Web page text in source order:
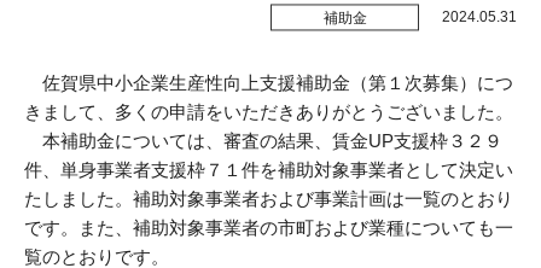
生産性改善・デジタル化
経営改善
ＤＸ・スタートアップ
受付時間 / 月～金曜日 8:30～17:15
お問い合わせ
交通アクセス
補助金 2024.05.31
佐賀県中小企業生産性向上支援補助金（第１次募集）につ
きまして、多くの申請をいただきありがとうございました。
本補助金については、審査の結果、賃金UP支援枠３２９
件、単身事業者支援枠７１件を補助対象事業者として決定い
たしました。補助対象事業者および事業計画は一覧のとおり
です。また、補助対象事業者の市町および業種についても一
覧のとおりです。